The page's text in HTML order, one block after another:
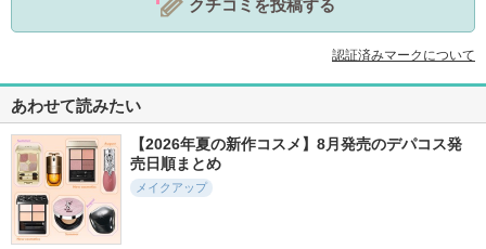
クチコミを投稿する
認証済みマークについて
あわせて読みたい
【2026年夏の新作コスメ】8月発売のデパコス発
売日順まとめ
メイクアップ